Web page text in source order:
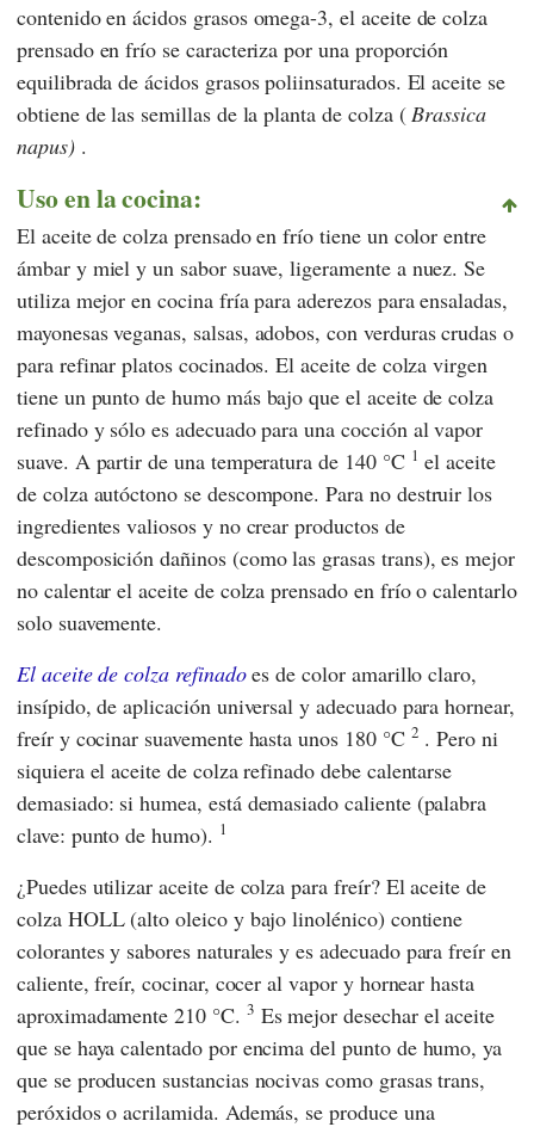
contenido en ácidos grasos omega-3, el aceite de colza
prensado en frío se caracteriza por una proporción
equilibrada de ácidos grasos poliinsaturados. El aceite se
obtiene de las semillas de la planta de colza ( Brassica
napus).
Uso en la cocina:
El aceite de colza prensado en frío tiene un color entre
ámbar y miel y un sabor suave, ligeramente a nuez. Se
utiliza mejor en cocina fría para aderezos para ensaladas,
mayonesas veganas, salsas, adobos, con verduras crudas o
para refinar platos cocinados. El aceite de colza virgen
tiene un punto de humo más bajo que el aceite de colza
refinado y sólo es adecuado para una cocción al vapor
suave. A partir de una temperatura de 140 °C 1 el aceite
de colza autóctono se descompone. Para no destruir los
ingredientes valiosos y no crear productos de
descomposición dañinos (como las grasas trans), es mejor
no calentar el aceite de colza prensado en frío o calentarlo
solo suavemente.
El aceite de colza refinadoes de color amarillo claro,
insípido, de aplicación universal y adecuado para hornear,
freír y cocinar suavemente hasta unos 180 °C 2 . Pero ni
siquiera el aceite de colza refinado debe calentarse
demasiado: si humea, está demasiado caliente (palabra
clave: punto de humo). 1
¿Puedes utilizar aceite de colza para freír? El aceite de
colza HOLL (alto oleico y bajo linolénico) contiene
colorantes y sabores naturales y es adecuado para freír en
caliente, freír, cocinar, cocer al vapor y hornear hasta
aproximadamente 210 °C. 3 Es mejor desechar el aceite
que se haya calentado por encima del punto de humo, ya
que se producen sustancias nocivas como grasas trans,
peróxidos o acrilamida. Además, se produce una